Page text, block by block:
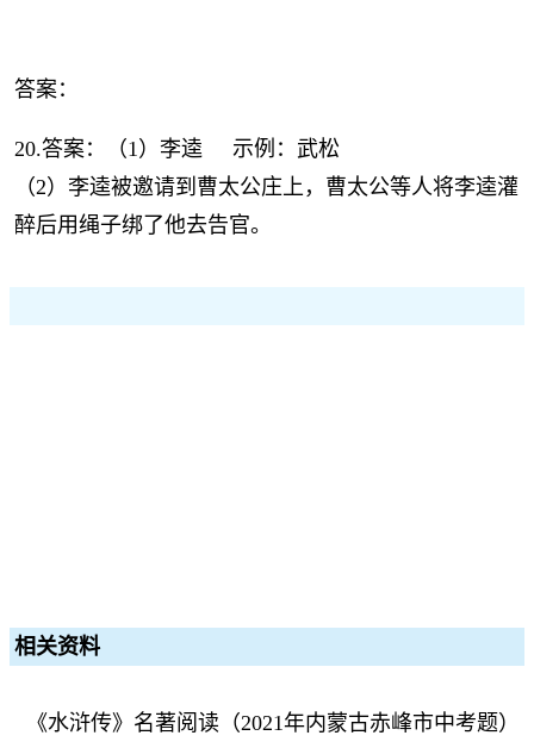
答案：
20.答案：（1）李逵 示例：武松
（2）李逵被邀请到曹太公庄上，曹太公等人将李逵灌
醉后用绳子绑了他去告官。
相关资料
《水浒传》名著阅读（2021年内蒙古赤峰市中考题）